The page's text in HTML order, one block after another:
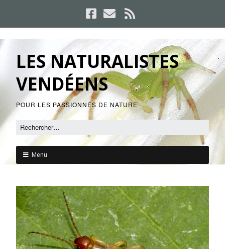
LES NATURALISTES
VENDÉENS
POUR LES PASSIONNÉS DE NATURE
Menu